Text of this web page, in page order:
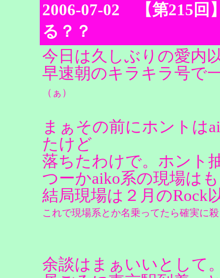
2006-07-02 【第215回
る？？
今日は久しぶりの愛内
早速朝のキラキラ号で
（ぁ）
まぁその前にホントは
たけど
落ちたわけで。ホント
つーかaiko系の現場は
結局現場は２月のRock
これで現場系とか名乗ってたら確実に
余談はまぁいいとして